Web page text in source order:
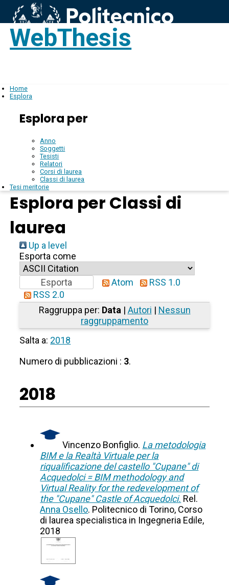
WebThesis
Home
Esplora
Esplora per
Anno
Soggetti
Tesisti
Relatori
Corsi di laurea
Classi di laurea
Tesi meritorie
Esplora per Classi di
laurea
Up a level
Esporta come
Atom
RSS 1.0
RSS 2.0
Raggruppa per: Data| Autori | Nessun
raggruppamento
Salta a: 2018
Numero di pubblicazioni : 3.
2018
Vincenzo Bonfiglio. La metodologia
BIM e la Realtà Virtuale per la
riqualificazione del castello "Cupane" di
Acquedolci = BIM methodology and
Virtual Reality for the redevelopment of
the "Cupane" Castle of Acquedolci. Rel.
Anna Osello. Politecnico di Torino, Corso
di laurea specialistica in Ingegneria Edile,
2018